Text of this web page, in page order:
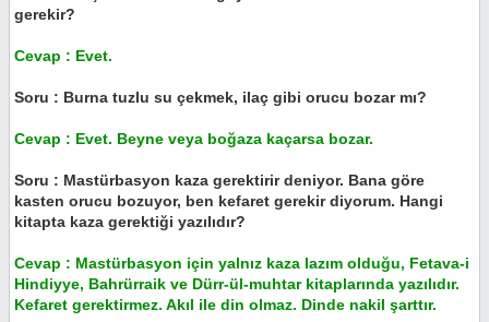
gerekir?
Cevap : Evet.
Soru : Burna tuzlu su çekmek, ilaç gibi orucu bozar mı?
Cevap : Evet. Beyne veya boğaza kaçarsa bozar.
Soru : Mastürbasyon kaza gerektirir deniyor. Bana göre
kasten orucu bozuyor, ben kefaret gerekir diyorum. Hangi
kitapta kaza gerektiği yazılıdır?
Cevap : Mastürbasyon için yalnız kaza lazım olduğu, Fetava-i
Hindiyye, Bahrürraik ve Dürr-ül-muhtar kitaplarında yazılıdır.
Kefaret gerektirmez. Akıl ile din olmaz. Dinde nakil şarttır.